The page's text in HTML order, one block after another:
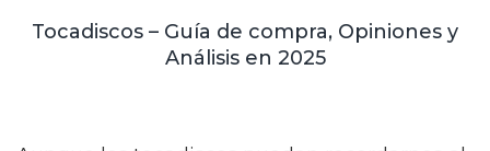
Tocadiscos – Guía de compra, Opiniones y
Análisis en 2025